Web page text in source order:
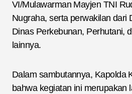
VI/Mulawarman Mayjen TNI
Nugraha, serta perwakilan dari
Dinas Perkebunan, Perhutani,
lainnya.
Dalam sambutannya, Kapolda
bahwa kegiatan ini merupakan